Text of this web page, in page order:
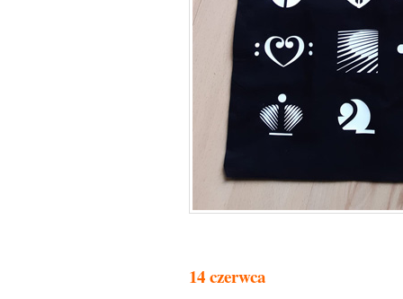
14 czerwca